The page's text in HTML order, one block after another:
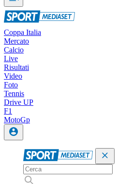
Coppa Italia
Mercato
Calcio
Live
Risultati
Video
Foto
Tennis
Drive UP
F1
MotoGp